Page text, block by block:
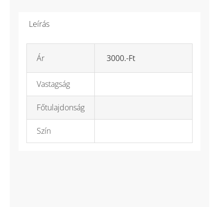
Leírás
Ár 3000.-Ft
Vastagság
Főtulajdonság
Szín